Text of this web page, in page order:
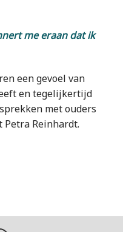
me eraan dat ik
een gevoel van
en tegelijkertijd
met ouders
Petra Reinhardt.